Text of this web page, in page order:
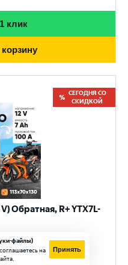
клик
СЕГОДНЯ СО
СКИДКОЙ
Обратная, R+ YTX7L-
файлы)
на
Принять